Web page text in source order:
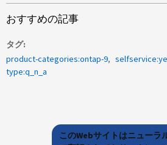
おすすめの記事
タグ
product-categories:ontap-9
type:q_n_a
このWebサイトはニューラ